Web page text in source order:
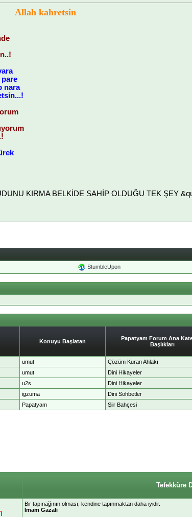
Allah kahretsin
nara
KIRMA BELKİDE SAHİP OLDUĞU TEK ŞEY
StumbleUpon
Konuyu Başlatan
Papatyam Forum Ana
Başlıkları
umut
Çözüm Kuran Ahlakı
umut
Dini Hikayeler
u2s
Dini Hikayeler
igzuma
Dini Sohbetler
Papatyam Şiir Bahçesi
Tefekküre
Bir tapınağının olması, kendine tapınmaktan daha iyidir.
İmam Gazali